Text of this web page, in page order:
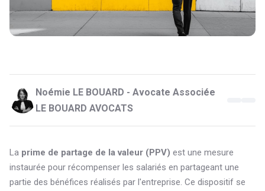
Noémie LE BOUARD - Avocate Associée
LE BOUARD AVOCATS
La prime de partage de la valeur (PPV) est une mesure
instaurée pour récompenser les salariés en partageant une
partie des bénéfices réalisés par l'entreprise. Ce dispositif se